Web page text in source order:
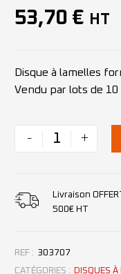
53,70 € HT
Disque à lamelles
Vendu par lots de 10
- +
Livraison
500€ HT
REF : 303707
CATÉGORIES :
DISQUES